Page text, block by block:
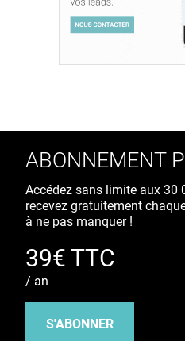
ABONNEMENT
Accédez sans limite aux 30
recevez gratuitement
à ne pas manquer !
39€ TTC
/ an
S'ABONNER